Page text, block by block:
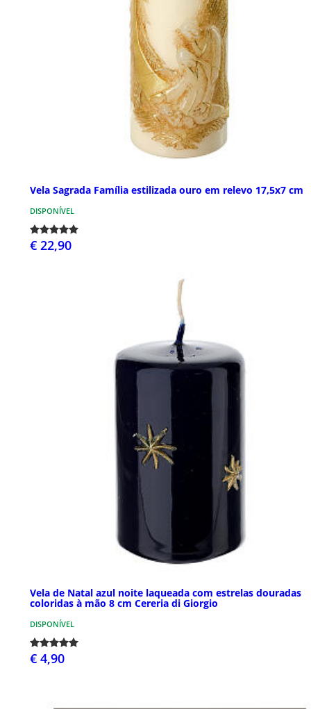
Vela Sagrada Família estilizada ouro em relevo 17,5x7 cm
DISPONÍVEL
€ 22,90
Vela de Natal azul noite laqueada com estrelas douradas
coloridas à mão 8 cm Cereria di Giorgio
DISPONÍVEL
€ 4,90